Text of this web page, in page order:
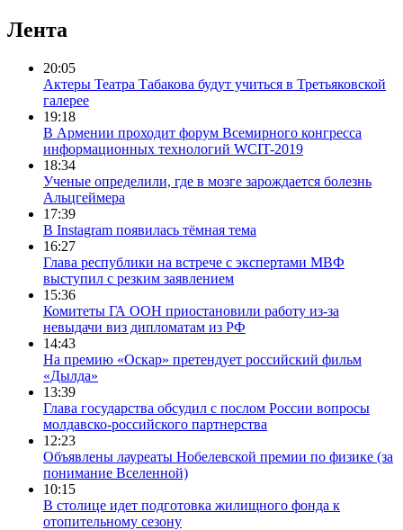
Лента
20:05
Актеры Театра Табакова будут учиться в Третьяковской
галерее
19:18
В Армении проходит форум Всемирного конгресса
информационных технологий WCIT-2019
18:34
Ученые определили, где в мозге зарождается болезнь
Альцгеймера
17:39
В Instagram появилась тёмная тема
16:27
Глава республики на встрече с экспертами МВФ
выступил с резким заявлением
15:36
Комитеты ГА ООН приостановили работу из-за
невыдачи виз дипломатам из РФ
14:43
На премию «Оскар» претендует российский фильм
«Дылда»
13:39
Глава государства обсудил с послом России вопросы
молдавско-российского партнерства
12:23
Объявлены лауреаты Нобелевской премии по физике (за
понимание Вселенной)
10:15
В столице идет подготовка жилищного фонда к
отопительному сезону